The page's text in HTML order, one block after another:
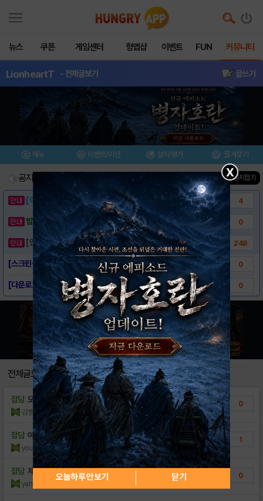
뉴스 쿠폰 게임센터 헝앱샵 이벤트 FUN 커뮤니티
LionheartT - 전체글보기 글쓰기
메뉴 이벤트/미션 설치/평가 즐겨찾기
공지사항 진행중인 이벤트0건 ▲ 공지접기
[이벤트] 웃음으로 매일매일 해피! 유머 게시.. 4
밥알이의 헝앱통신 ⑲ “밥알이, 드디어 멀티를.. 0
[안내] 헝그리앱 필수 상식! 밥알 획득 안내.. 248
[스크린샷] - Lionheart Tactic.. 0
[다운로드링크] - Lionheart Tact.. 0
전체글보기
잡담 모바일버전에서 유닛도감 못보나요?
감겟 조회수:171 | 15.07.09
0
잡담 여기는 챗방이 따로없나요? 컴퓨터로하니까 공용..
youkip 조회수:237 | 15.05.10
1
잡담 제대로 된 공략 올려주실 분 없나요?
yahoox 조회수:328 | 15.03.24
0
X
오늘하루 안보기 닫기